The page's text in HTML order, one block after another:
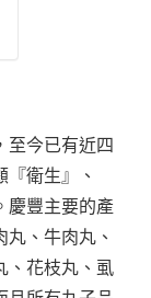
至今已有近四
衛生』、
慶豐主要的產
、牛肉丸、
、花枝丸、虱